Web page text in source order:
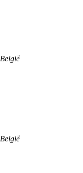
België
België